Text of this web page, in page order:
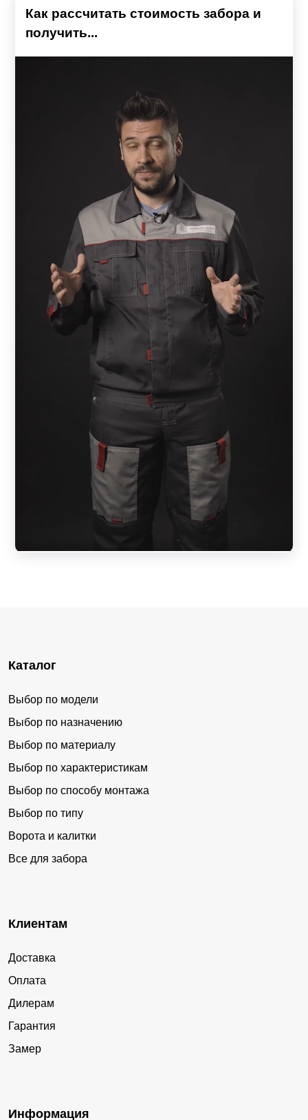
Как рассчитать стоимость забора и
получить...
Каталог
Выбор по модели
Выбор по назначению
Выбор по материалу
Выбор по характеристикам
Выбор по способу монтажа
Выбор по типу
Ворота и калитки
Все для забора
Клиентам
Доставка
Оплата
Дилерам
Гарантия
Замер
Информация